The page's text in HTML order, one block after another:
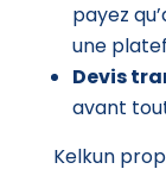
payez
une
Devis
avant
Kelkun